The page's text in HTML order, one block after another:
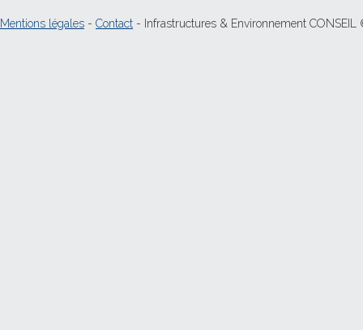
Mentions légales - Contact - Infrastructures & Environnement